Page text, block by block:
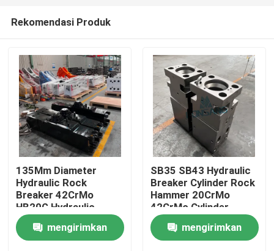
Rumah
Rekomendasi Produk
135Mm Diameter
Hydraulic Rock
Breaker 42CrMo
HB20G Hydraulic
Breaker Cylinder Rock
DS13C Hammer
Bagian-bagian suku
mengirimkan
SB35 SB43 Hydraulic
Breaker Cylinder Rock
Hammer 20CrMo
42CrMo Cylinder
Kepala Depan DS13C
mengirimkan